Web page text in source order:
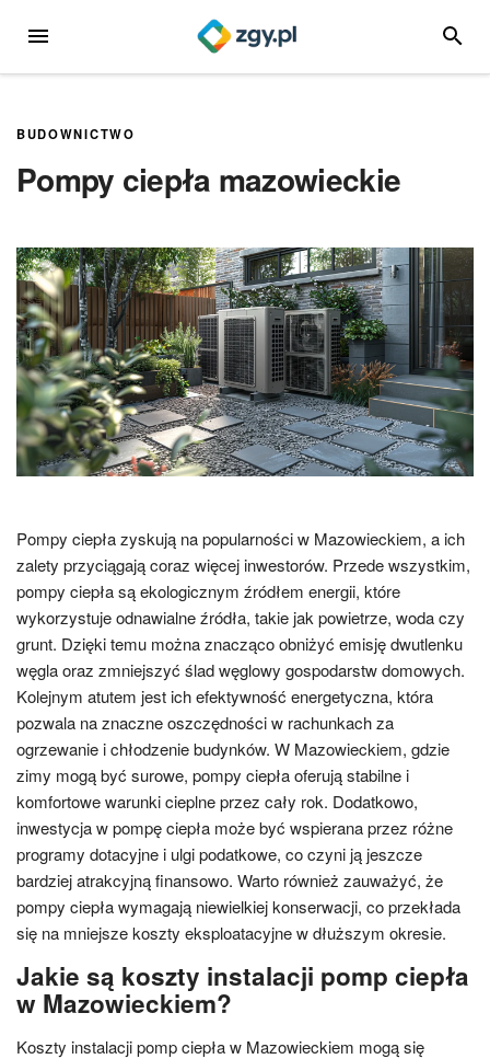
MENU
BUDOWNICTWO
Pompy ciepła mazowieckie
Pompy ciepła zyskują na popularności w Mazowieckiem, a ich
zalety przyciągają coraz więcej inwestorów. Przede wszystkim,
pompy ciepła są ekologicznym źródłem energii, które
wykorzystuje odnawialne źródła, takie jak powietrze, woda czy
grunt. Dzięki temu można znacząco obniżyć emisję dwutlenku
węgla oraz zmniejszyć ślad węglowy gospodarstw domowych.
Kolejnym atutem jest ich efektywność energetyczna, która
pozwala na znaczne oszczędności w rachunkach za
ogrzewanie i chłodzenie budynków. W Mazowieckiem, gdzie
zimy mogą być surowe, pompy ciepła oferują stabilne i
komfortowe warunki cieplne przez cały rok. Dodatkowo,
inwestycja w pompę ciepła może być wspierana przez różne
programy dotacyjne i ulgi podatkowe, co czyni ją jeszcze
bardziej atrakcyjną finansowo. Warto również zauważyć, że
pompy ciepła wymagają niewielkiej konserwacji, co przekłada
się na mniejsze koszty eksploatacyjne w dłuższym okresie.
Jakie są koszty instalacji pomp ciepła
w Mazowieckiem?
Koszty instalacji pomp ciepła w Mazowieckiem mogą się